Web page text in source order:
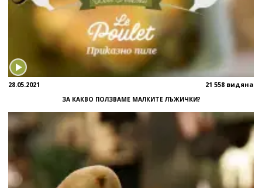
28.05.2021 21 558 видяна
ЗА КАКВО ПОЛЗВАМЕ МАЛКИТЕ ЛЪЖИЧКИ?